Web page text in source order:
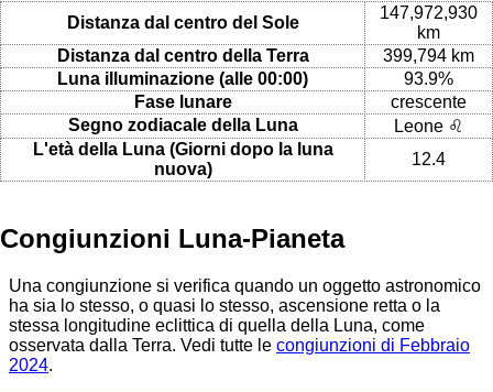
Distanza dal centro del Sole
147,972,930
km
Distanza dal centro della Terra
399,794 km
Luna illuminazione (alle 00:00)
93.9%
Fase lunare
crescente
Segno zodiacale della Luna
Leone ♌
L'età della Luna (Giorni dopo la luna
nuova)
12.4
Congiunzioni Luna-Pianeta
Una congiunzione si verifica quando un oggetto astronomico
ha sia lo stesso, o quasi lo stesso, ascensione retta o la
stessa longitudine eclittica di quella della Luna, come
osservata dalla Terra. Vedi tutte le congiunzioni di Febbraio
2024.